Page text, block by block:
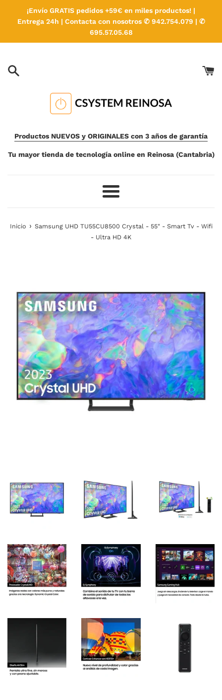
directamente
¡Envío GRATIS pedidos +59€ en miles productos! |
Entrega 24h | Contacta con nosotros ✆ 942.754.079 | ✆
695.57.05.68
Productos NUEVOS y ORIGINALES con 3 años de garantía
Tu mayor tienda de tecnología online en Reinosa (Cantabria)
Más
Inicio › Samsung UHD TU55CU8500 Crystal - 55" - Smart Tv - Wifi
- Ultra HD 4K